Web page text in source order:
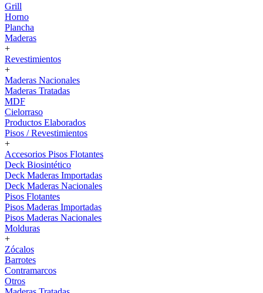
Grill
Horno
Plancha
Maderas
+
Revestimientos
+
Maderas Nacionales
Maderas Tratadas
MDF
Cielorraso
Productos Elaborados
Pisos / Revestimientos
+
Accesorios Pisos Flotantes
Deck Biosintético
Deck Maderas Importadas
Deck Maderas Nacionales
Pisos Flotantes
Pisos Maderas Importadas
Pisos Maderas Nacionales
Molduras
+
Zócalos
Barrotes
Contramarcos
Otros